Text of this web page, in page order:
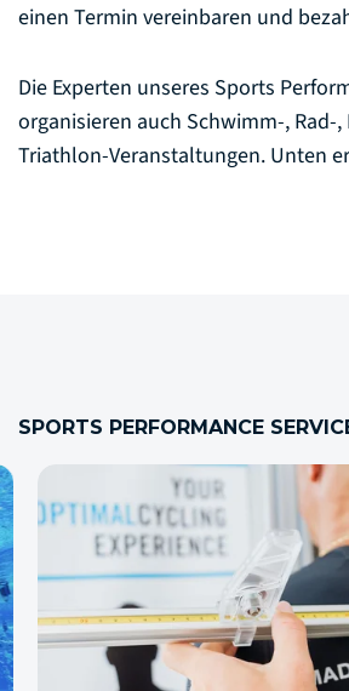
einen Termin vereinbaren und
Die Experten unseres Sports
organisieren auch Schwimm-, Rad-
Triathlon-Veranstaltungen. Unten
SPORTS PERFORMANCE